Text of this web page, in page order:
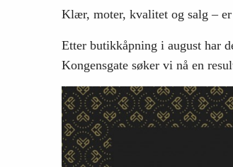
Klær, moter, kvalitet og salg –
Etter butikkåpning i august har
Kongensgate søker vi nå en